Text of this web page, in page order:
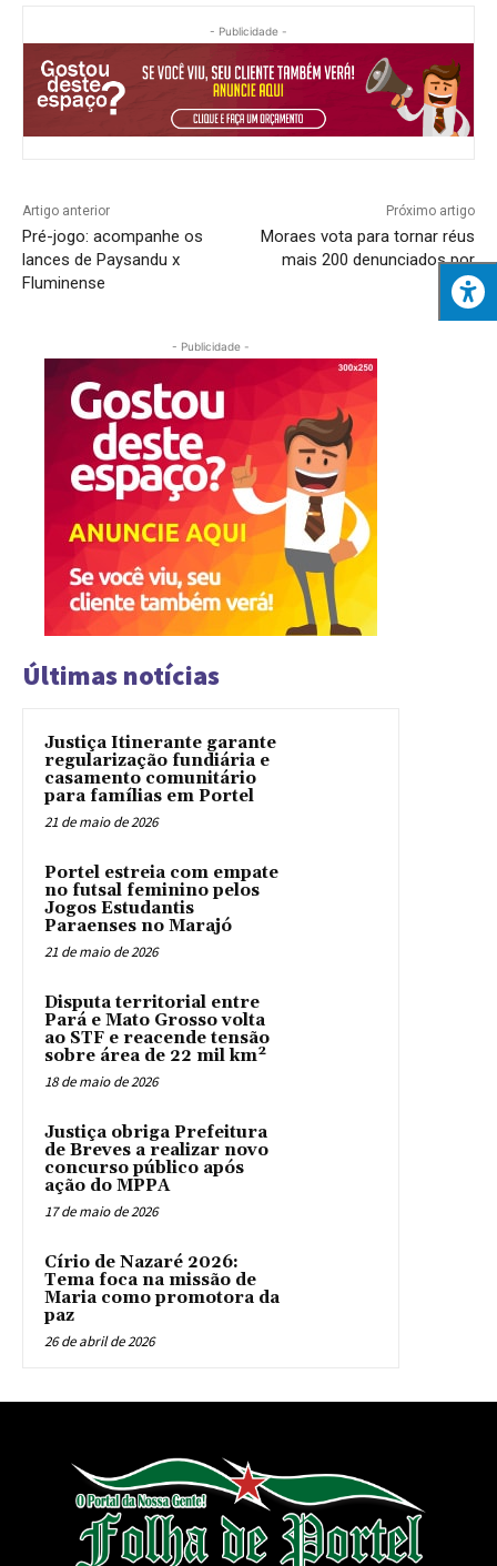
- Publicidade -
Artigo anterior
Pré-jogo: acompanhe os
lances de Paysandu x
Fluminense
Próximo artigo
Moraes vota para tornar réus
mais 200 denunciados por
8/1
- Publicidade -
Últimas notícias
Justiça Itinerante garante
regularização fundiária e
casamento comunitário
para famílias em Portel
21 de maio de 2026
Portel estreia com empate
no futsal feminino pelos
Jogos Estudantis
Paraenses no Marajó
21 de maio de 2026
Disputa territorial entre
Pará e Mato Grosso volta
ao STF e reacende tensão
sobre área de 22 mil km²
18 de maio de 2026
Justiça obriga Prefeitura
de Breves a realizar novo
concurso público após
ação do MPPA
17 de maio de 2026
Círio de Nazaré 2026:
Tema foca na missão de
Maria como promotora da
paz
26 de abril de 2026